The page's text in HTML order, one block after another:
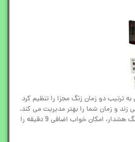
ترتیب دو زمان زنگ مجزا را تنظیم کرد
و زمان شما را بهتر مدیریت می کند.
به کمک عملکرد چرت زدن در زنگ هشدار، امکان خواب اضافی 9 دقیقه را